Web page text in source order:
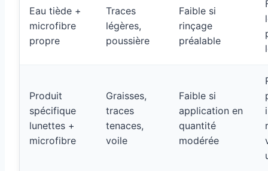
Eau tiède +
microfibre
propre
Traces
légères,
poussière
Faible si
rinçage
préalable
Produit
spécifique
lunettes +
microfibre
Graisses,
traces
tenaces,
voile
Faible si
application en
quantité
modérée